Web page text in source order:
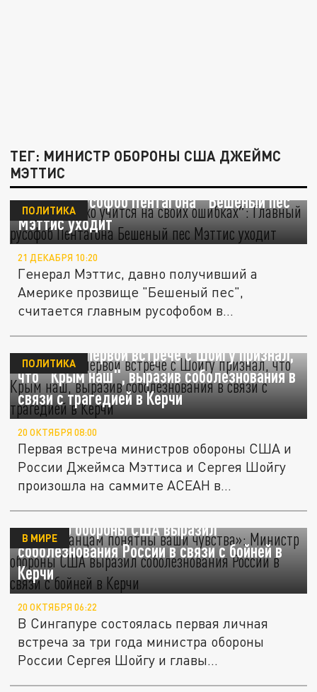
ТЕГ: МИНИСТР ОБОРОНЫ США ДЖЕЙМС
МЭТТИС
″Путин плохо учится на своих ошибках″:
Главный русофоб Пентагона "Бешеный пес"
Мэттис уходит
ПОЛИТИКА
21 ДЕКАБРЯ 10:20
Генерал Мэттис, давно получивший а
Америке прозвище "Бешеный пес",
считается главным русофобом в
Мэттис на первой встрече с Шойгу признал,
что "Крым наш", выразив соболезнования в
связи с трагедией в Керчи
ПОЛИТИКА
20 ОКТЯБРЯ 08:00
Первая встреча министров обороны США и
России Джеймса Мэттиса и Сергея Шойгу
произошла на саммите АСЕАН в...
«Американцам понятны ваши чувства»:
Министр обороны США выразил
соболезнования России в связи с бойней в
Керчи
В МИРЕ
20 ОКТЯБРЯ 06:22
В Сингапуре состоялась первая личная
встреча за три года министра обороны
России Сергея Шойгу и главы...